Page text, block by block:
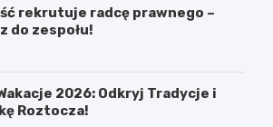
rekrutuje radcę prawnego –
do zespołu!
2026: Odkryj Tradycje i
Roztocza!